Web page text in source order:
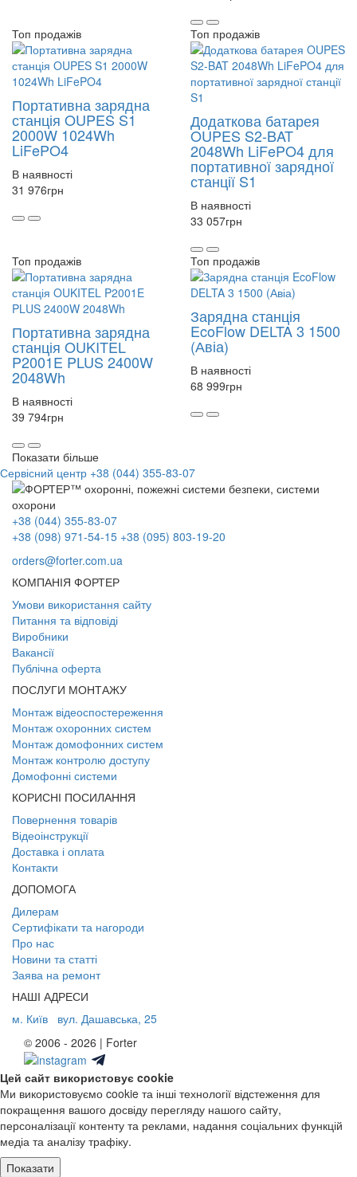
Топ продажів
Портативна зарядна
станція OUPES S1
2000W 1024Wh
LiFePO4
В наявності
31 976грн
Топ продажів
Додаткова батарея
OUPES S2-BAT
2048Wh LiFePO4 для
портативної зарядної
станції S1
В наявності
33 057грн
Топ продажів
Портативна зарядна
станція OUKITEL
P2001E PLUS 2400W
2048Wh
В наявності
39 794грн
Топ продажів
Зарядна станція
EcoFlow DELTA 3 1500
(Авіа)
В наявності
68 999грн
Показати більше
Сервісний центр +38 (044) 355-83-07
+38 (044) 355-83-07
+38 (098) 971-54-15 +38 (095) 803-19-20
orders@forter.com.ua
КОМПАНІЯ ФОРТЕР
Умови використання сайту
Питання та відповіді
Виробники
Вакансії
Публічна оферта
ПОСЛУГИ МОНТАЖУ
Монтаж відеоспостереження
Монтаж охоронних систем
Монтаж домофонних систем
Монтаж контролю доступу
Домофонні системи
КОРИСНІ ПОСИЛАННЯ
Повернення товарів
Відеоінструкції
Доставка і оплата
Контакти
ДОПОМОГА
Дилерам
Сертифікати та нагороди
Про нас
Новини та статті
Заява на ремонт
НАШІ АДРЕСИ
м. Київ
вул. Дашавська, 25
© 2006 - 2026 | Forter
Цей сайт використовує cookie
Ми використовуємо cookie та інші технології відстеження для
покращення вашого досвіду перегляду нашого сайту,
персоналізації контенту та реклами, надання соціальних функцій
медіа та аналізу трафіку.
Показати